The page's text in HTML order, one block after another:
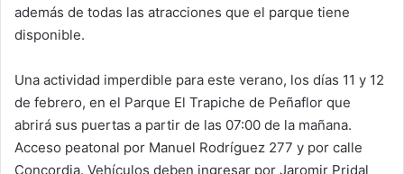
además de todas las atracciones que el parque tiene
disponible.
Una actividad imperdible para este verano, los días 11 y 12
de febrero, en el Parque El Trapiche de Peñaflor que
abrirá sus puertas a partir de las 07:00 de la mañana.
Acceso peatonal por Manuel Rodríguez 277 y por calle
Concordia. Vehículos deben ingresar por Jaromir Pridal